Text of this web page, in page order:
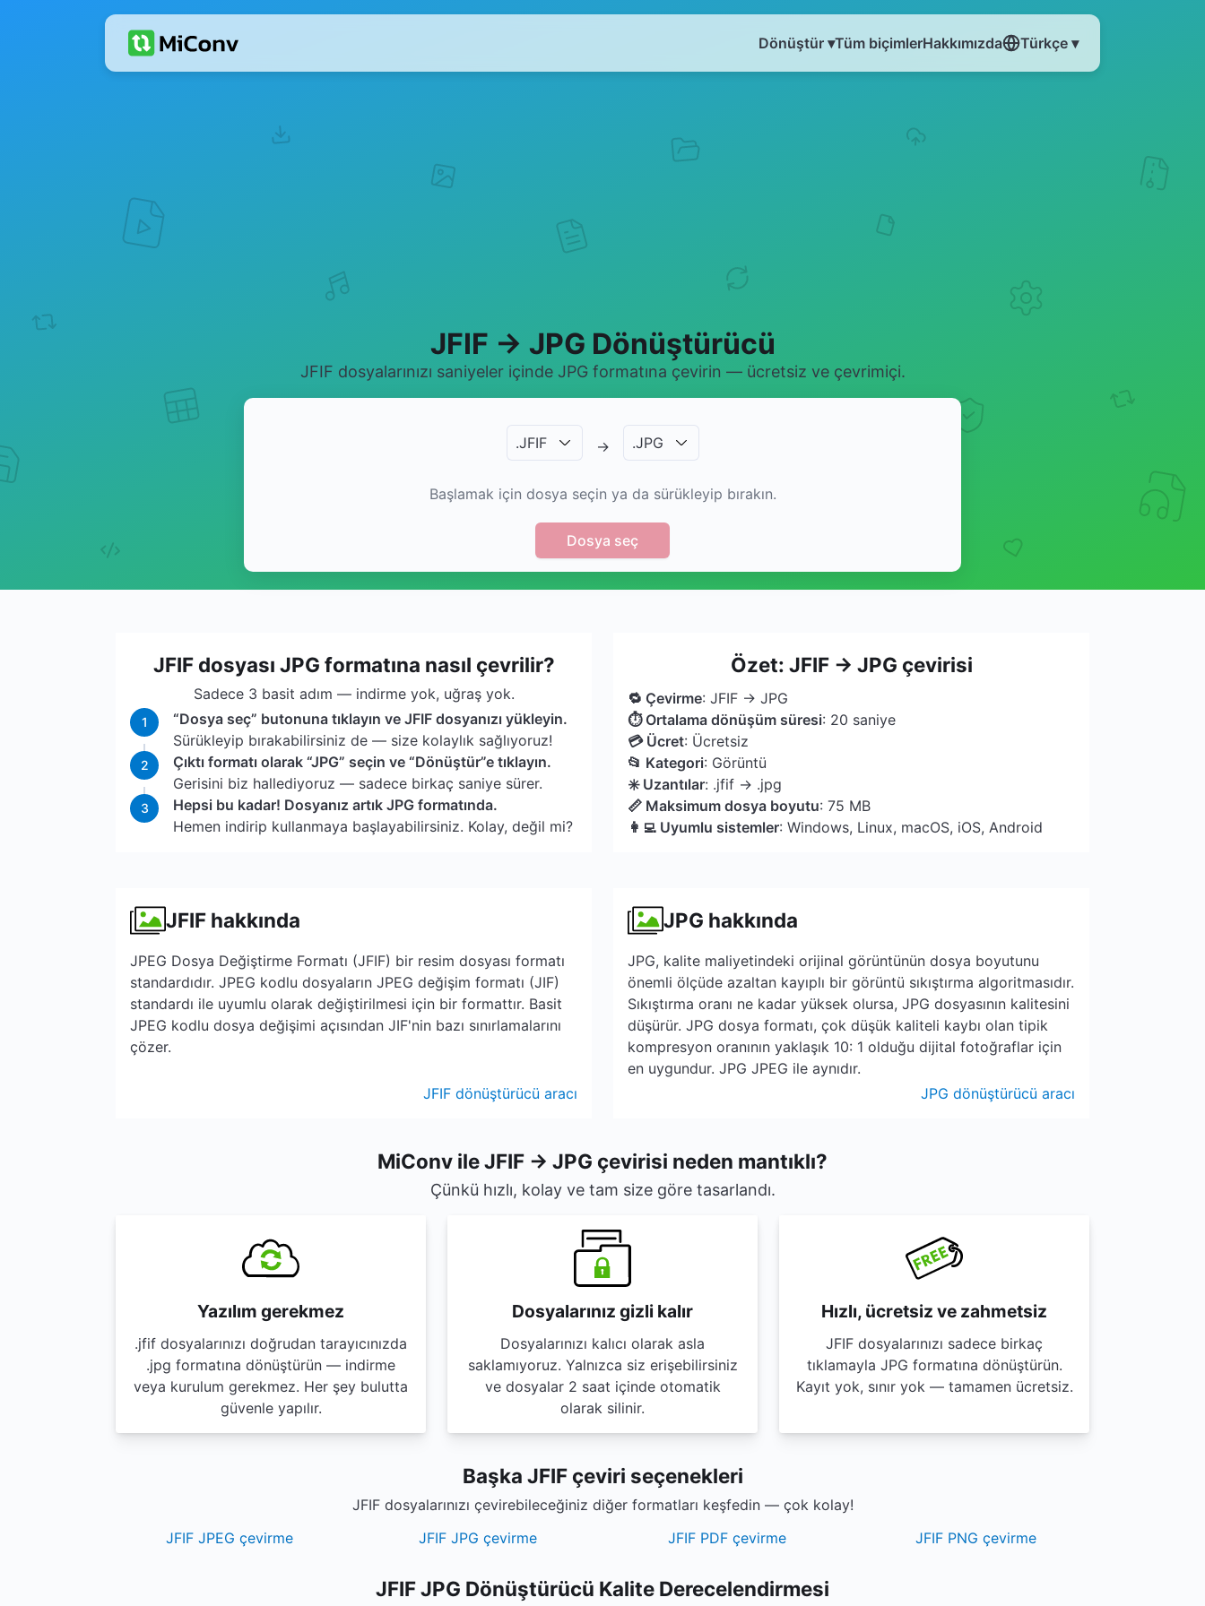
Dönüştür ▾Tüm biçimlerHakkımızda Türkçe ▾
JFIF → JPG Dönüştürücü
JFIF dosyalarınızı saniyeler içinde JPG formatına çevirin — ücretsiz ve çevrimiçi.
.JFIF → .JPG
Başlamak için dosya seçin ya da sürükleyip bırakın.
Dosya seç
JFIF dosyası JPG formatına nasıl çevrilir?
Sadece 3 basit adım — indirme yok, uğraş yok.
1
“Dosya seç” butonuna tıklayın ve JFIF dosyanızı yükleyin.
Sürükleyip bırakabilirsiniz de — size kolaylık sağlıyoruz!
2
Çıktı formatı olarak “JPG” seçin ve “Dönüştür”e tıklayın.
Gerisini biz hallediyoruz — sadece birkaç saniye sürer.
3
Hepsi bu kadar! Dosyanız artık JPG formatında.
Hemen indirip kullanmaya başlayabilirsiniz. Kolay, değil mi?
Özet: JFIF → JPG çevirisi
🔁 Çevirme: JFIF → JPG
⏱ Ortalama dönüşüm süresi: 20 saniye
💳 Ücret: Ücretsiz
📂 Kategori: Görüntü
✳️ Uzantılar: .jfif → .jpg
📏 Maksimum dosya boyutu: 75 MB
👩‍💻 Uyumlu sistemler: Windows, Linux, macOS, iOS, Android
JFIF hakkında
JPEG Dosya Değiştirme Formatı (JFIF) bir resim dosyası formatı
standardıdır. JPEG kodlu dosyaların JPEG değişim formatı (JIF)
standardı ile uyumlu olarak değiştirilmesi için bir formattır. Basit
JPEG kodlu dosya değişimi açısından JIF'nin bazı sınırlamalarını
çözer.
JFIF dönüştürücü aracı
JPG hakkında
JPG, kalite maliyetindeki orijinal görüntünün dosya boyutunu
önemli ölçüde azaltan kayıplı bir görüntü sıkıştırma algoritmasıdır.
Sıkıştırma oranı ne kadar yüksek olursa, JPG dosyasının kalitesini
düşürür. JPG dosya formatı, çok düşük kaliteli kaybı olan tipik
kompresyon oranının yaklaşık 10: 1 olduğu dijital fotoğraflar için
en uygundur. JPG JPEG ile aynıdır.
JPG dönüştürücü aracı
MiConv ile JFIF → JPG çevirisi neden mantıklı?
Çünkü hızlı, kolay ve tam size göre tasarlandı.
Yazılım gerekmez
.jfif dosyalarınızı doğrudan tarayıcınızda
.jpg formatına dönüştürün — indirme
veya kurulum gerekmez. Her şey bulutta
güvenle yapılır.
Dosyalarınız gizli kalır
Dosyalarınızı kalıcı olarak asla
saklamıyoruz. Yalnızca siz erişebilirsiniz
ve dosyalar 2 saat içinde otomatik
olarak silinir.
Hızlı, ücretsiz ve zahmetsiz
JFIF dosyalarınızı sadece birkaç
tıklamayla JPG formatına dönüştürün.
Kayıt yok, sınır yok — tamamen ücretsiz.
Başka JFIF çeviri seçenekleri
JFIF dosyalarınızı çevirebileceğiniz diğer formatları keşfedin — çok kolay!
JFIF JPEG çevirme
JFIF JPG çevirme JFIF PDF çevirme JFIF PNG çevirme
JFIF JPG Dönüştürücü Kalite Derecelendirmesi